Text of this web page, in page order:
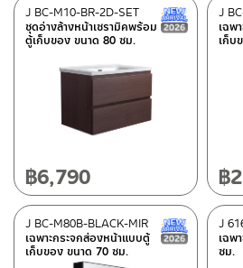
In stock
ชุดอ่างล้างหน้าเซรามิคพร้อม
ตู้เก็บของ ขนาด 80 ซม.
J BC-M10-BR-2D-SET New
฿6,790
เฉพ
เก็บ
J
฿
เฉพาะกระจกส่องหน้าแบบตู้
เก็บของ ขนาด 70 ซม.
J BC-M80B-BLACK-MIR New
เฉพ
ซม.
J